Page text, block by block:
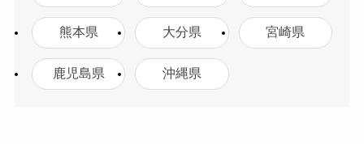
熊本県 大分県 宮崎県
鹿児島県 沖縄県